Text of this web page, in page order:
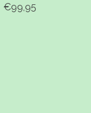
€99,95